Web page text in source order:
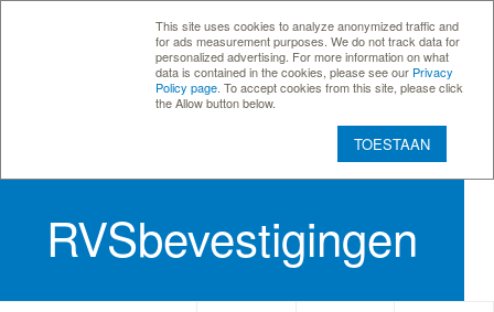
This site uses cookies to analyze anonymized traffic and
for ads measurement purposes. We do not track data for
personalized advertising. For more information on what
data is contained in the cookies, please see our Privacy
Policy page . To accept cookies from this site, please click
the Allow button below.
TOESTAAN
RVSbevestigingen